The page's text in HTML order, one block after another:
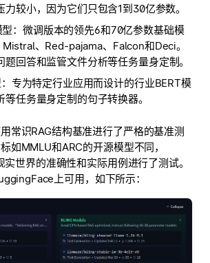
力较小，因为它们只包含1到30亿参数。
：微调版本的领先6和70亿参数基础模
、Red-pajama、Falcon和Deci。
题回答和监管文件分析等任务量身定制。
专为特定行业应用而设计的行业BERT模
等任务量身定制的句子转换器。
常识RAG结构基准进行了严格的基准测
如MMLU和ARC的开源模型不同，
世界的准确性和实际用例进行了测试。
上可用，如下所示：